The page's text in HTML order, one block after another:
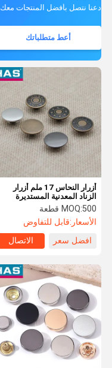
دعنا نتصل بأفضل المنتجات معك.
أعط متطلباتك
أزرار النحاس 17 ملم أزرار
الزناد المعدنية المستديرة
مخصصة
MOQ:500 قطعة
الأسعار:قابل للتفاوض
افضل سعر
الاتصال